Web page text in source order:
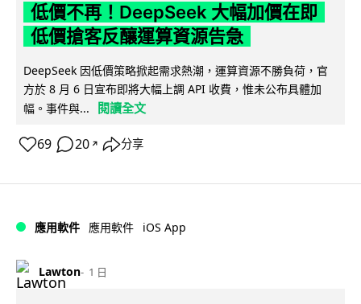
低價不再！DeepSeek 大幅加價在即
低價搶客反釀運算資源告急
DeepSeek 因低價策略掀起需求熱潮，運算資源不勝負荷，官
方於 8 月 6 日宣布即將大幅上調 API 收費，惟未公布具體加
幅。事件與...
閱讀全文
69 20 ↗ 分享
應用軟件 應用軟件 iOS App
Lawton 1 日